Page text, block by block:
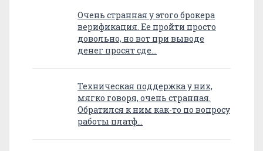
Очень странная у этого брокера
верификация. Ее пройти просто
довольно, но вот при выводе
денег просят сде…
Техническая поддержка у них,
мягко говоря, очень странная.
Обратился к ним как-то по вопросу
работы платф…